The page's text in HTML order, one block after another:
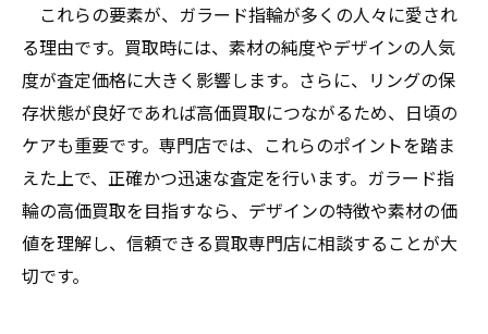
これらの要素が、ガラード指輪が多くの人々に愛され
る理由です。買取時には、素材の純度やデザインの人気
度が査定価格に大きく影響します。さらに、リングの保
存状態が良好であれば高価買取につながるため、日頃の
ケアも重要です。専門店では、これらのポイントを踏ま
えた上で、正確かつ迅速な査定を行います。ガラード指
輪の高価買取を目指すなら、デザインの特徴や素材の価
値を理解し、信頼できる買取専門店に相談することが大
切です。